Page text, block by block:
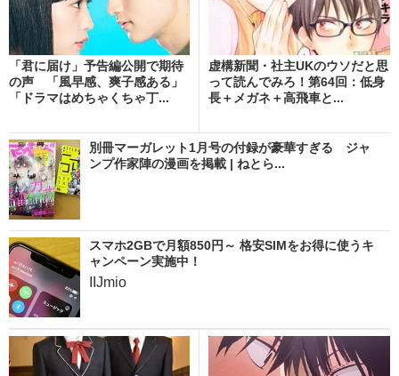
「君に届け」予告編公開で期待
の声 「風早感、爽子感ある」
「ドラマはめちゃくちゃ丁...
虚構新聞・社主UKのウソだと思
って読んでみろ！第64回：低身
長＋メガネ＋高飛車と...
別冊マーガレット1月号の付録が豪華すぎる ジャ
ンプ作家陣の漫画を掲載 | ねとら...
スマホ2GBで月額850円～ 格安SIMをお得に使うキ
ャンペーン実施中！
IIJmio